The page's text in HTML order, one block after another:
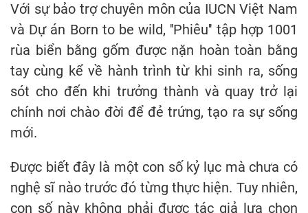
Với sự bảo trợ chuyên môn của IUCN Việt Nam
và Dự án Born to be wild, ''Phiêu'' tập hợp 1001
rùa biển bằng gốm được nặn hoàn toàn bằng
tay cùng kể về hành trình từ khi sinh ra, sống
sót cho đến khi trưởng thành và quay trở lại
chính nơi chào đời để đẻ trứng, tạo ra sự sống
mới.
Được biết đây là một con số kỷ lục mà chưa có
nghệ sĩ nào trước đó từng thực hiện. Tuy nhiên,
con số này không phải được tác giả lựa chọn